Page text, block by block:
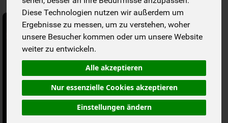
Diese Technologien nutzen wir außerdem um
Ergebnisse zu messen, um zu verstehen, woher
unsere Besucher kommen oder um unsere Website
weiter zu entwickeln.
Alle akzeptieren
Nur essenzielle Cookies akzeptieren
Einstellungen ändern